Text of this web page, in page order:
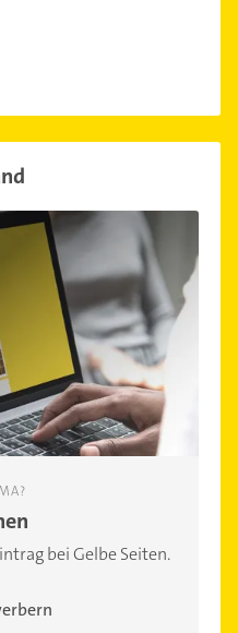
bei Gelbe Seiten.